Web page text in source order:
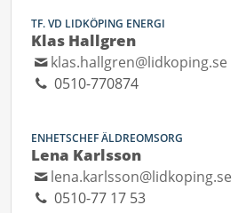
TF. VD LIDKÖPING ENERGI
Klas Hallgren
klas.hallgren@lidkoping.se
0510-770874
ENHETSCHEF ÄLDREOMSORG
Lena Karlsson
lena.karlsson@lidkoping.se
0510-77 17 53